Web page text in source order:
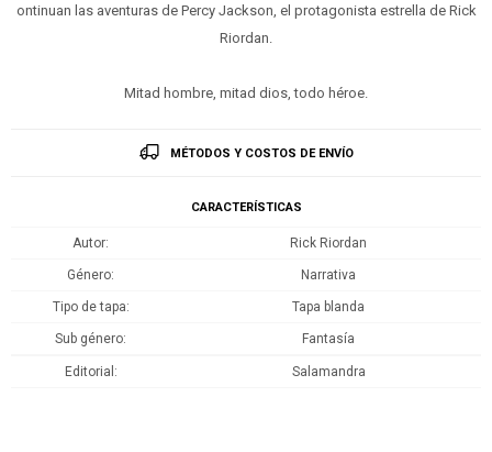
ontinuan las aventuras de Percy Jackson, el protagonista estrella de Rick
Riordan.
Mitad hombre, mitad dios, todo héroe.
MÉTODOS Y COSTOS DE ENVÍO
CARACTERÍSTICAS
Autor Rick Riordan
Género Narrativa
Tipo de tapa Tapa blanda
Sub género Fantasía
Editorial Salamandra